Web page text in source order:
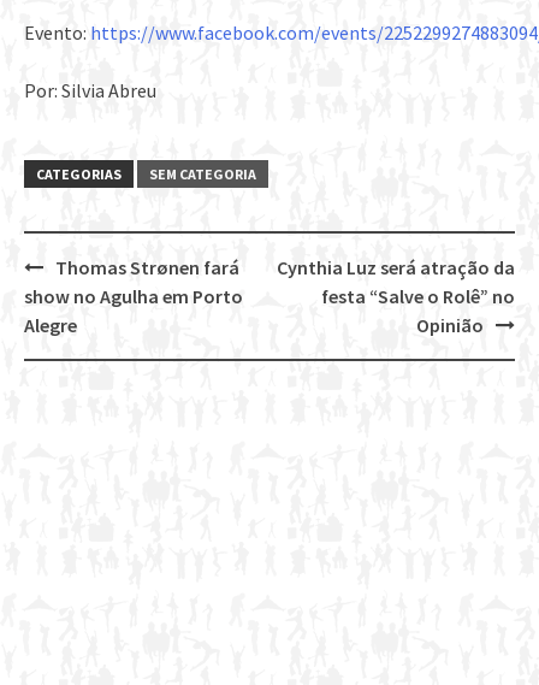
Evento: https://www.facebook.com/events/
Por: Silvia Abreu
CATEGORIAS SEM CATEGORIA
Post
navigation
Cynthia Luz será atração da
festa “Salve o Rolê” no
Opinião
Thomas Strønen fará
show no Agulha em Porto
Alegre